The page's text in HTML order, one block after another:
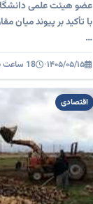
عضو هیئت علمی
با تأکید بر پیوند
…
۱۴۰۵/۰۵/۱۵· 18 ساعت پیش
اقتصادی